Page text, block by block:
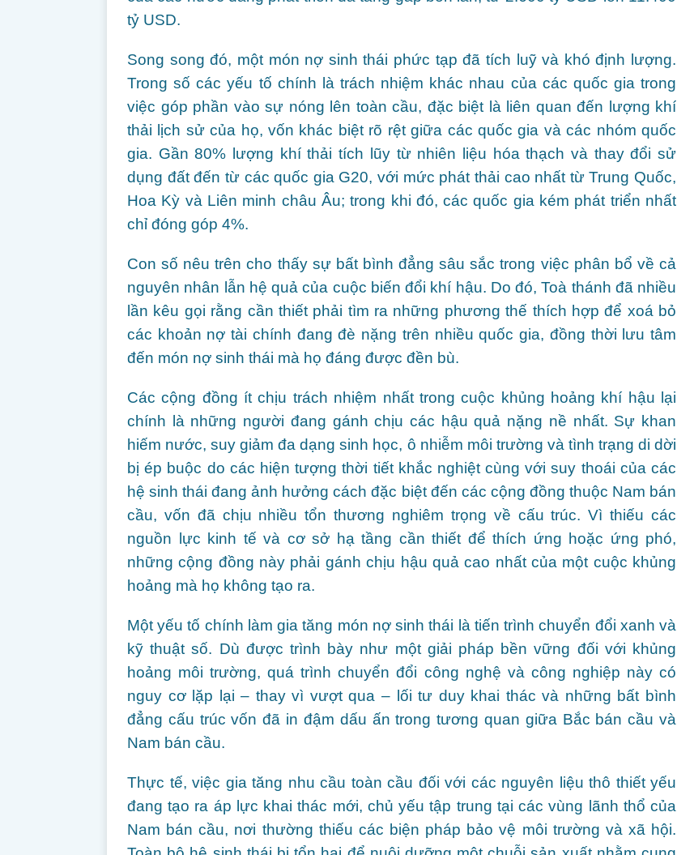
tỷ USD.
Song song đó, một món nợ sinh thái phức tạp đã tích luỹ và khó định lượng.
Trong số các yếu tố chính là trách nhiệm khác nhau của các quốc gia trong
việc góp phần vào sự nóng lên toàn cầu, đặc biệt là liên quan đến lượng khí
thải lịch sử của họ, vốn khác biệt rõ rệt giữa các quốc gia và các nhóm quốc
gia. Gần 80% lượng khí thải tích lũy từ nhiên liệu hóa thạch và thay đổi sử
dụng đất đến từ các quốc gia G20, với mức phát thải cao nhất từ Trung Quốc,
Hoa Kỳ và Liên minh châu Âu; trong khi đó, các quốc gia kém phát triển nhất
chỉ đóng góp 4%.
Con số nêu trên cho thấy sự bất bình đẳng sâu sắc trong việc phân bổ về cả
nguyên nhân lẫn hệ quả của cuộc biến đổi khí hậu. Do đó, Toà thánh đã nhiều
lần kêu gọi rằng cần thiết phải tìm ra những phương thế thích hợp để xoá bỏ
các khoản nợ tài chính đang đè nặng trên nhiều quốc gia, đồng thời lưu tâm
đến món nợ sinh thái mà họ đáng được đền bù.
Các cộng đồng ít chịu trách nhiệm nhất trong cuộc khủng hoảng khí hậu lại
chính là những người đang gánh chịu các hậu quả nặng nề nhất. Sự khan
hiếm nước, suy giảm đa dạng sinh học, ô nhiễm môi trường và tình trạng di dời
bị ép buộc do các hiện tượng thời tiết khắc nghiệt cùng với suy thoái của các
hệ sinh thái đang ảnh hưởng cách đặc biệt đến các cộng đồng thuộc Nam bán
cầu, vốn đã chịu nhiều tổn thương nghiêm trọng về cấu trúc. Vì thiếu các
nguồn lực kinh tế và cơ sở hạ tầng cần thiết để thích ứng hoặc ứng phó,
những cộng đồng này phải gánh chịu hậu quả cao nhất của một cuộc khủng
hoảng mà họ không tạo ra.
Một yếu tố chính làm gia tăng món nợ sinh thái là tiến trình chuyển đổi xanh và
kỹ thuật số. Dù được trình bày như một giải pháp bền vững đối với khủng
hoảng môi trường, quá trình chuyển đổi công nghệ và công nghiệp này có
nguy cơ lặp lại – thay vì vượt qua – lối tư duy khai thác và những bất bình
đẳng cấu trúc vốn đã in đậm dấu ấn trong tương quan giữa Bắc bán cầu và
Nam bán cầu.
Thực tế, việc gia tăng nhu cầu toàn cầu đối với các nguyên liệu thô thiết yếu
đang tạo ra áp lực khai thác mới, chủ yếu tập trung tại các vùng lãnh thổ của
Nam bán cầu, nơi thường thiếu các biện pháp bảo vệ môi trường và xã hội.